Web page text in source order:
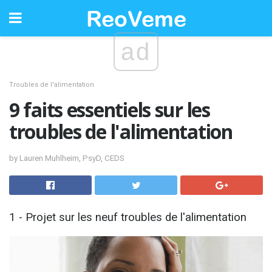
ad
Troubles de l'alimentation
9 faits essentiels sur les
troubles de l'alimentation
by Lauren Muhlheim, PsyD, CEDS
1 - Projet sur les neuf troubles de l'alimentation